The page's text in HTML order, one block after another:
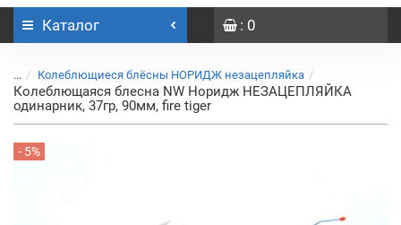
Каталог : 0
... Колеблющиеся блёсны НОРИДЖ незацепляйка
Колеблющаяся блесна NW Норидж НЕЗАЦЕПЛЯЙКА
одинарник, 37гр, 90мм, fire tiger
- 5%